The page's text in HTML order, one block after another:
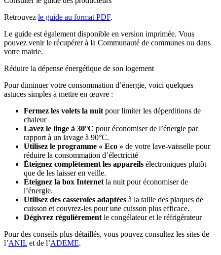
Retrouvez le guide au format PDF.
Le guide est également disponible en version imprimée. Vous
pouvez venir le récupérer à la Communauté de communes ou dans
votre mairie.
Réduire la dépense énergétique de son logement
Pour diminuer votre consommation d’énergie, voici quelques
astuces simples à mettre en œuvre :
Fermez les volets la nuit pour limiter les déperditions de
chaleur
Lavez le linge à 30°C pour économiser de l’énergie par
rapport à un lavage à 90°C.
Utilisez le programme « Eco » de votre lave-vaisselle pour
réduire la consommation d’électricité
Éteignez complètement les appareils électroniques plutôt
que de les laisser en veille.
Éteignez la box Internet la nuit pour économiser de
l’énergie.
Utilisez des casseroles adaptées à la taille des plaques de
cuisson et couvrez-les pour une cuisson plus efficace.
Dégivrez régulièrement le congélateur et le réfrigérateur
Pour des conseils plus détaillés, vous pouvez consultez les sites de
l’ANIL et de l’ADEME.